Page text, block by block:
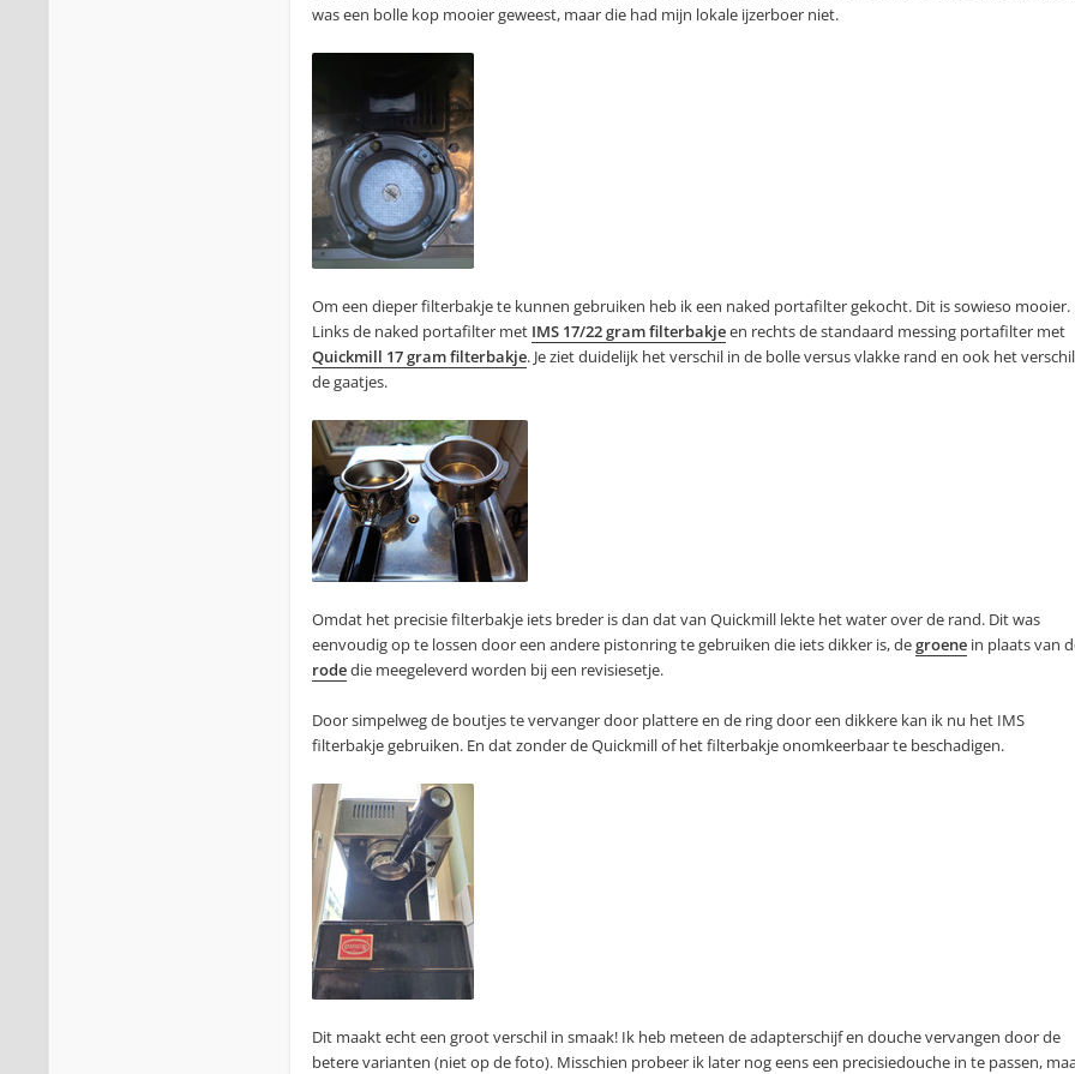
was een bolle kop mooier geweest, maar die had mijn lokale ijzerboer niet.
Om een dieper filterbakje te kunnen gebruiken heb ik een naked portafilter gekocht. Dit is sowieso mooier.
Links de naked portafilter met IMS 17/22 gram filterbakjeen rechts de standaard messing portafilter met
Quickmill 17 gram filterbakje. Je ziet duidelijk het verschil in de bolle versus vlakke rand en ook het
de gaatjes.
Omdat het precisie filterbakje iets breder is dan dat van Quickmill lekte het water over de rand. Dit was
eenvoudig op te lossen door een andere pistonring te gebruiken die iets dikker is, degroene in plaats van
rodedie meegeleverd worden bij een revisiesetje.
Door simpelweg de boutjes te vervanger door plattere en de ring door een dikkere kan ik nu het IMS
filterbakje gebruiken. En dat zonder de Quickmill of het filterbakje onomkeerbaar te beschadigen.
Dit maakt echt een groot verschil in smaak! Ik heb meteen de adapterschijf en douche vervangen door de
betere varianten (niet op de foto). Misschien probeer ik later nog eens een precisiedouche in te passen,